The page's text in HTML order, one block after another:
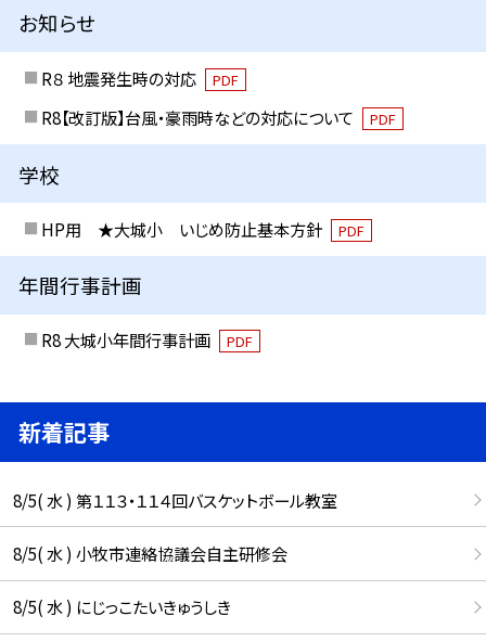
お知らせ
R８ 地震発生時の対応 PDF
R8【改訂版】台風・豪雨時などの対応について PDF
学校
HP用 ★大城小 いじめ防止基本方針 PDF
年間行事計画
R8 大城小年間行事計画 PDF
新着記事
8/5( 水 ) 第１１３・１１４回バスケットボール教室
8/5( 水 ) 小牧市連絡協議会自主研修会
8/5( 水 ) にじっこたいきゅうしき